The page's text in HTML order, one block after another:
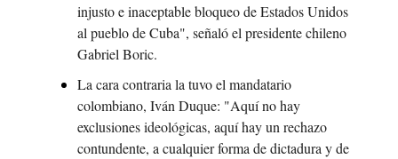
injusto e inaceptable bloqueo de Estados Unidos
al pueblo de Cuba", señaló el presidente chileno
Gabriel Boric.
La cara contraria la tuvo el mandatario
colombiano, Iván Duque: "Aquí no hay
exclusiones ideológicas, aquí hay un rechazo
contundente, a cualquier forma de dictadura y de